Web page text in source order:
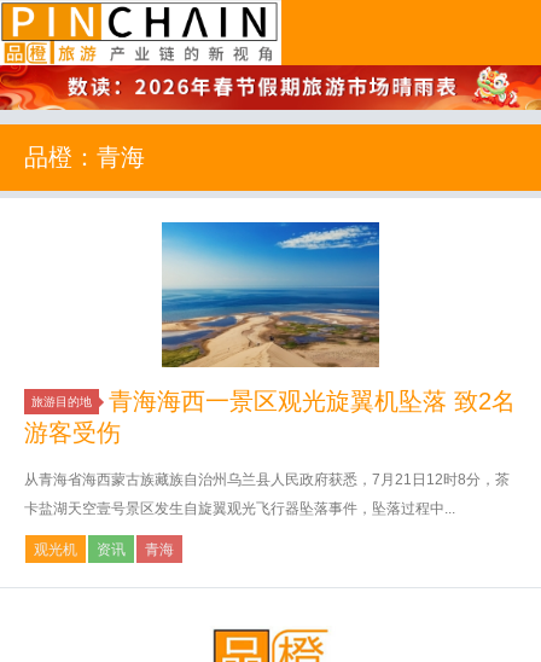
品橙旅游
品橙：青海
旅游目的地
青海海西一景区观光旋翼机坠落 致2名
游客受伤
从青海省海西蒙古族藏族自治州乌兰县人民政府获悉，7月21日12时8分，茶
卡盐湖天空壹号景区发生自旋翼观光飞行器坠落事件，坠落过程中...
观光机 资讯 青海